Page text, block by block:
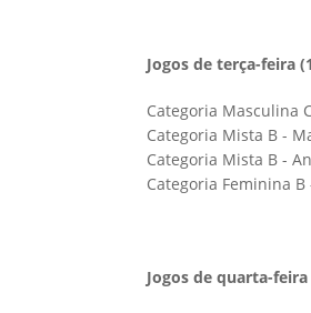
Jogos de terça-feira
Categoria Masculina
Categoria Mista B -
Categoria Mista B -
Categoria Feminina B
Jogos de quarta-feira